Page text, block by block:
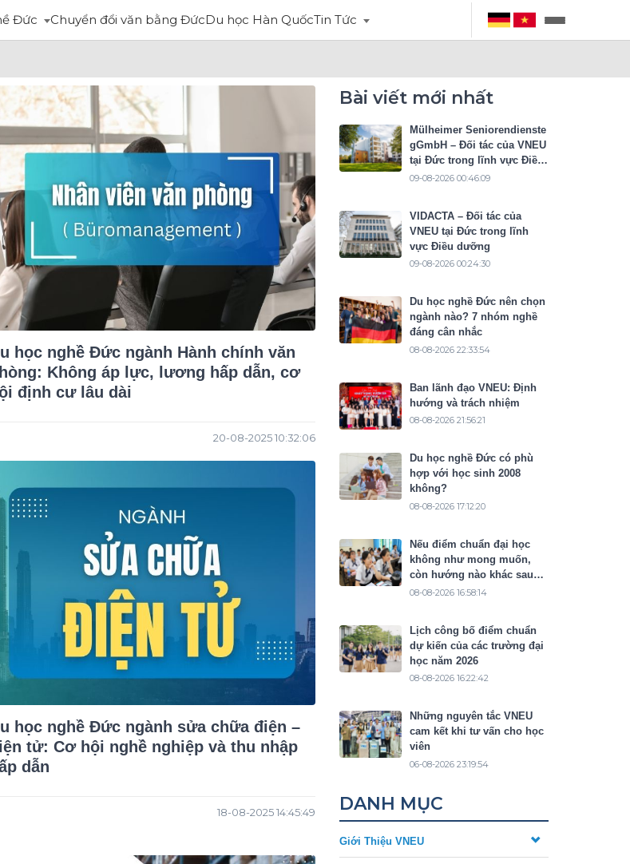
Đức Chuyển đổi văn bằng ĐứcDu học Hàn QuốcTin Tức
học nghề Đức ngành Hành chính văn
Không áp lực, lương hấp dẫn, cơ
định cư lâu dài
20-08-2025 10:32:06
học nghề Đức ngành sửa chữa điện –
tử: Cơ hội nghề nghiệp và thu nhập
dẫn
18-08-2025 14:45:49
Bài viết mới nhất
Mülheimer Seniorendienste
gGmbH – Đối tác của VNEU
tại Đức trong lĩnh vực Điều
dưỡng
09-08-2026 00:46:09
VIDACTA – Đối tác của
VNEU tại Đức trong lĩnh
vực Điều dưỡng
09-08-2026 00:24:30
Du học nghề Đức nên chọn
ngành nào? 7 nhóm nghề
đáng cân nhắc
08-08-2026 22:33:54
Ban lãnh đạo VNEU: Định
hướng và trách nhiệm
08-08-2026 21:56:21
Du học nghề Đức có phù
hợp với học sinh 2008
không?
08-08-2026 17:12:20
Nếu điểm chuẩn đại học
không như mong muốn,
còn hướng nào khác sau
THPT?
08-08-2026 16:58:14
Lịch công bố điểm chuẩn
dự kiến của các trường đại
học năm 2026
08-08-2026 16:22:42
Những nguyên tắc VNEU
cam kết khi tư vấn cho học
viên
06-08-2026 23:19:54
DANH MỤC
Giới Thiệu VNEU